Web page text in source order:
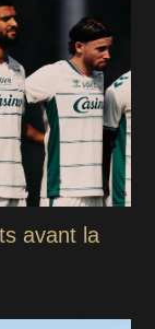
avant la